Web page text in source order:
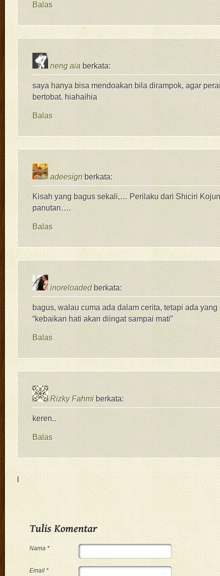
Balas
neng aia berkata:
saya hanya bisa mendoakan bila dirampok, agar
bertobat. hiahaihia
Balas
adeesign berkata:
Kisah yang bagus sekali,… Perilaku dari Shiciri
panutan….
Balas
inoreloaded berkata:
bagus, walau cuma ada dalam cerita, tetapi ada
“kebaikan hati akan diingat sampai mati”
Balas
Rizky Fahmi berkata:
keren..
Balas
|
Nama *
Email *